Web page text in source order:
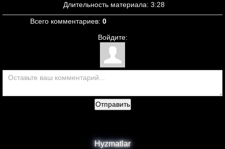
Длительность материала: 3:28
Всего комментариев: 0
Войдите:
Отправить
Hyzmatlar